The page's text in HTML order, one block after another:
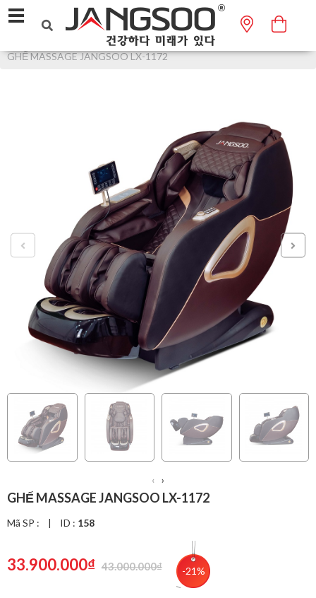
GHẾ MASSAGE HẠNG PHỔ THÔNG
GHẾ MASSAGE JANGSOO LX-1172
‹ ›
GHẾ MASSAGE JANGSOO LX-1172
Mã SP : | ID : 158
33.900.000₫ 43.000.000₫ -21%